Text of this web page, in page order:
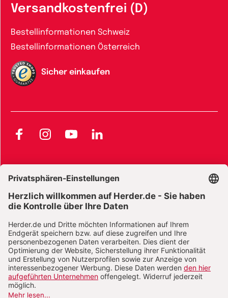
Versandkostenfrei (D)
Bestellinformationen Schweiz
Bestellinformationen Österreich
Sicher einkaufen
FacebookInstagramYouTubeLinkedIn
Widerrufsbelehrung E-Books
Widerrufsbelehrung Zeitschriften Datenschutz
Datenschutz Social Media Barrierefreiheit
Vertrag widerrufen